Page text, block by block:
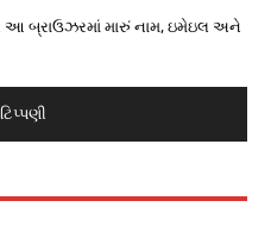
આ બ્રાઉઝરમાં મારું નામ, ઇમેઇલ અને